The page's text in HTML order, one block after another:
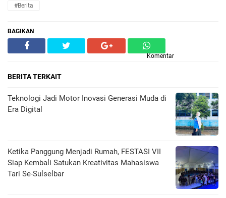
#Berita
BAGIKAN
Komentar
BERITA TERKAIT
Teknologi Jadi Motor Inovasi Generasi Muda di
Era Digital
Ketika Panggung Menjadi Rumah, FESTASI VII
Siap Kembali Satukan Kreativitas Mahasiswa
Tari Se-Sulselbar